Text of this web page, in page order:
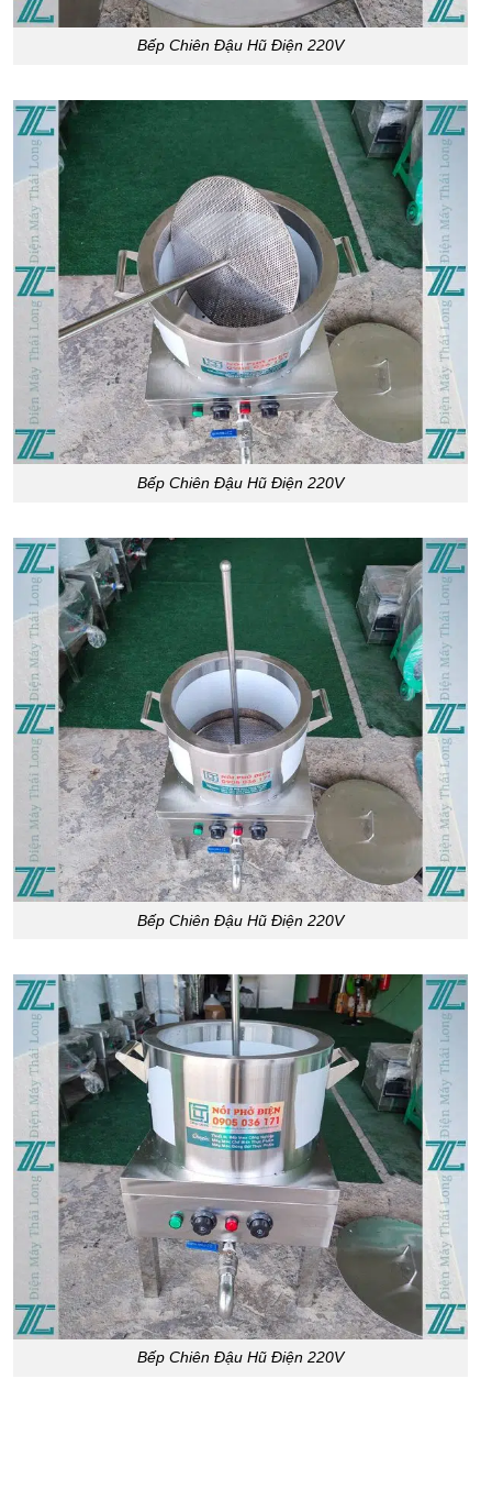
Bếp Chiên Đậu Hũ Điện 220V
Bếp Chiên Đậu Hũ Điện 220V
Bếp Chiên Đậu Hũ Điện 220V
Bếp Chiên Đậu Hũ Điện 220V